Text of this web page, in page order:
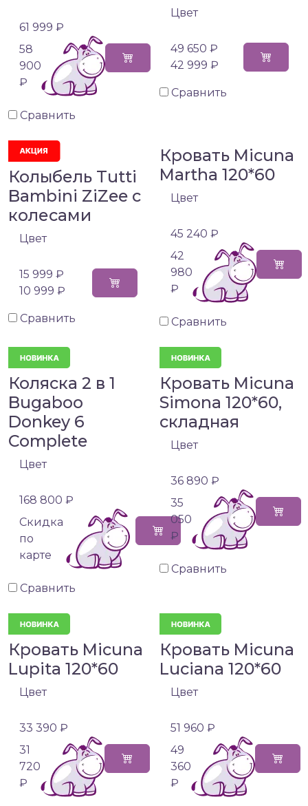
61 999 ₽
58
900
₽
Сравнить
Цвет
49 650 ₽
42 999 ₽
Сравнить
Колыбель Tutti
Bambini ZiZee с
колесами
Цвет
15 999 ₽
10 999 ₽
Сравнить
Кровать Micuna
Martha 120*60
Цвет
45 240 ₽
42
980
₽
Сравнить
Коляска 2 в 1
Bugaboo
Donkey 6
Complete
Цвет
168 800 ₽
Cкидка
по
карте
Сравнить
Кровать Micuna
Simona 120*60,
складная
Цвет
36 890 ₽
35
050
₽
Сравнить
Кровать Micuna
Lupita 120*60
Цвет
33 390 ₽
31
720
₽
Кровать Micuna
Luciana 120*60
Цвет
51 960 ₽
49
360
₽